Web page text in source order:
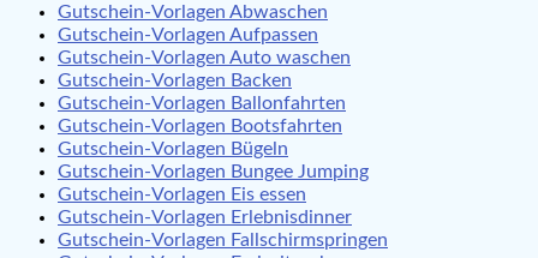
Gutschein-Vorlagen Abwaschen
Gutschein-Vorlagen Aufpassen
Gutschein-Vorlagen Auto waschen
Gutschein-Vorlagen Backen
Gutschein-Vorlagen Ballonfahrten
Gutschein-Vorlagen Bootsfahrten
Gutschein-Vorlagen Bügeln
Gutschein-Vorlagen Bungee Jumping
Gutschein-Vorlagen Eis essen
Gutschein-Vorlagen Erlebnisdinner
Gutschein-Vorlagen Fallschirmspringen